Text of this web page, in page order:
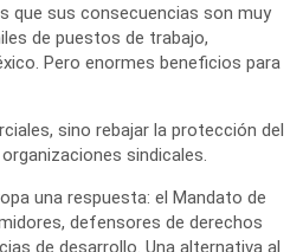
que sus consecuencias son muy
de puestos de trabajo,
Pero enormes beneficios para
sino rebajar la protección del
sindicales.
una respuesta: el Mandato de
defensores de derechos
de desarrollo. Una alternativa al